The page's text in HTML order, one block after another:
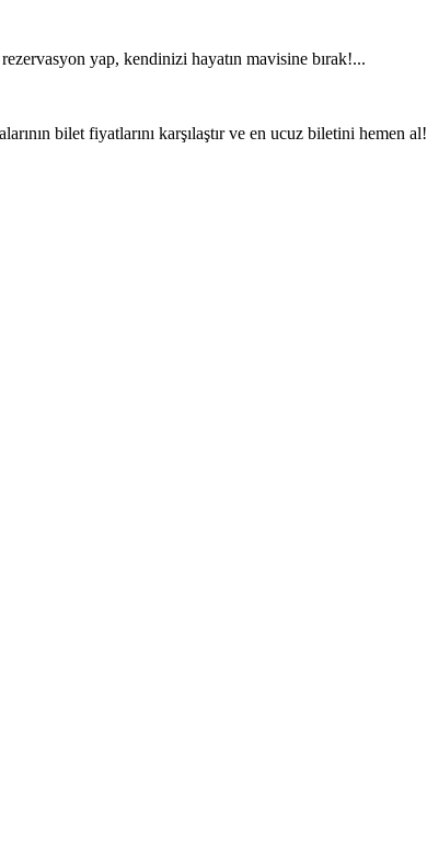
yap, kendinizi hayatın mavisine bırak!...
bilet fiyatlarını karşılaştır ve en ucuz biletini hemen al!